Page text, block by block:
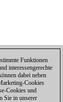
|Lizenzen|
| Deutschland
Funktionen
interessengerechte
dabei neben
Cookies
Cookies und
Sie in unserer